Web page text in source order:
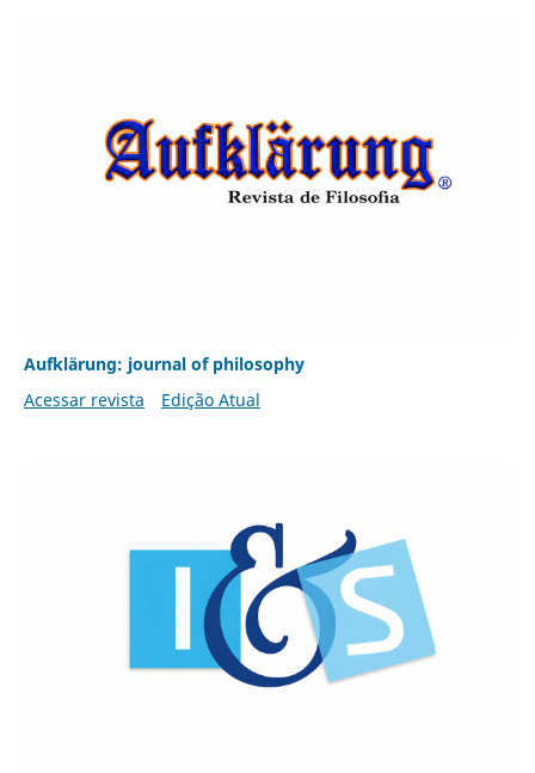
Aufklärung: journal of philosophy
Acessar revista
Edição Atual